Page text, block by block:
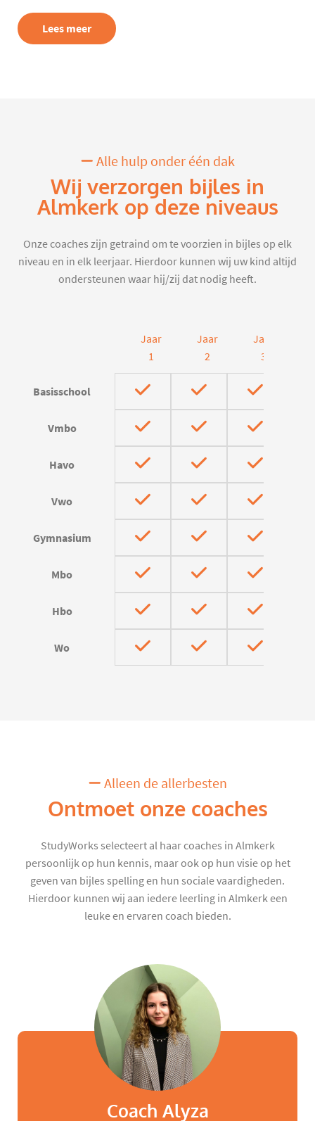
Lees meer
Alle hulp onder één dak
Wij verzorgen bijles in
Almkerk op deze niveaus
Onze coaches zijn getraind om te voorzien in bijles op elk
niveau en in elk leerjaar. Hierdoor kunnen wij uw kind altijd
ondersteunen waar hij/zij dat nodig heeft.
Jaar
1
Jaar
2
Jaar
3
Basisschool
Vmbo
Havo
Vwo
Gymnasium
Mbo
Hbo
Wo
Alleen de allerbesten
Ontmoet onze coaches
StudyWorks selecteert al haar coaches in Almkerk
persoonlijk op hun kennis, maar ook op hun visie op het
geven van bijles spelling en hun sociale vaardigheden.
Hierdoor kunnen wij aan iedere leerling in Almkerk een
leuke en ervaren coach bieden.
Coach Alyza